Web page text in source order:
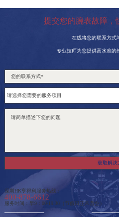
提交您的腕表故障，
在线将您的联系方式
专业技师为您提供高水准的
获取解决
深圳HK亨得利服务热线：
400-878-6612
服务时间：早9：00-19:30（节假日正常营业）